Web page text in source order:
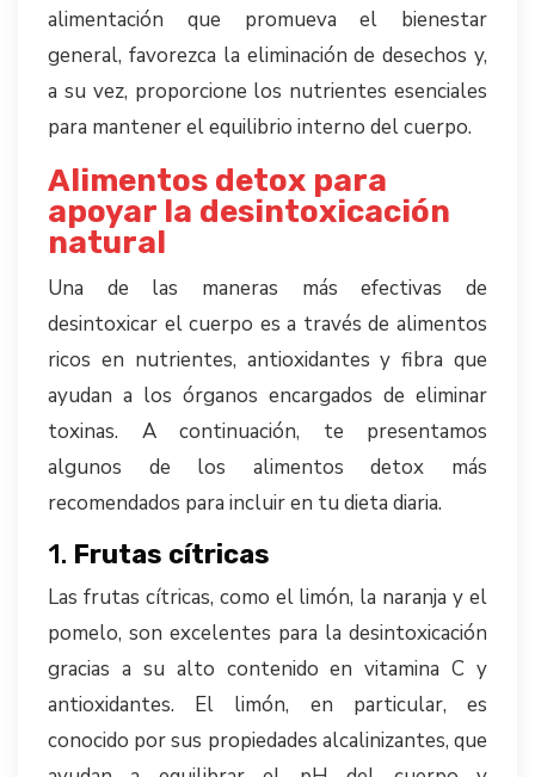
alimentación que promueva el bienestar
general, favorezca la eliminación de desechos y,
a su vez, proporcione los nutrientes esenciales
para mantener el equilibrio interno del cuerpo.
Alimentos detox para
apoyar la desintoxicación
natural
Una de las maneras más efectivas de
desintoxicar el cuerpo es a través de alimentos
ricos en nutrientes, antioxidantes y fibra que
ayudan a los órganos encargados de eliminar
toxinas. A continuación, te presentamos
algunos de los alimentos detox más
recomendados para incluir en tu dieta diaria.
1. Frutas cítricas
Las frutas cítricas, como el limón, la naranja y el
pomelo, son excelentes para la desintoxicación
gracias a su alto contenido en vitamina C y
antioxidantes. El limón, en particular, es
conocido por sus propiedades alcalinizantes, que